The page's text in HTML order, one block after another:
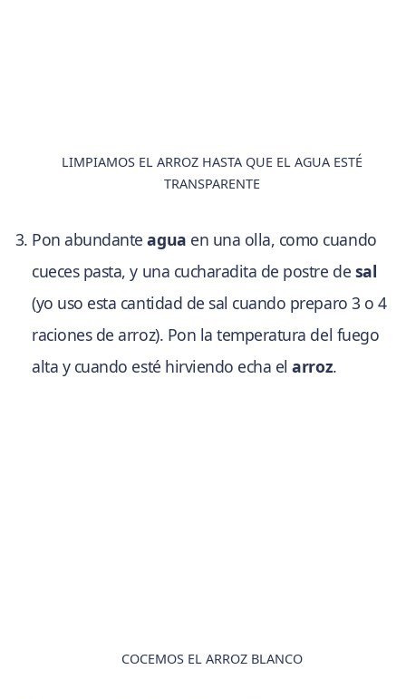
LIMPIAMOS EL ARROZ HASTA QUE EL AGUA ESTÉ
TRANSPARENTE
Pon abundanteagua en una olla, como cuando
cueces pasta, y una cucharadita de postre de sal
(yo uso esta cantidad de sal cuando preparo 3 o 4
raciones de arroz). Pon la temperatura del fuego
alta y cuando esté hirviendo echa elarroz.
COCEMOS EL ARROZ BLANCO